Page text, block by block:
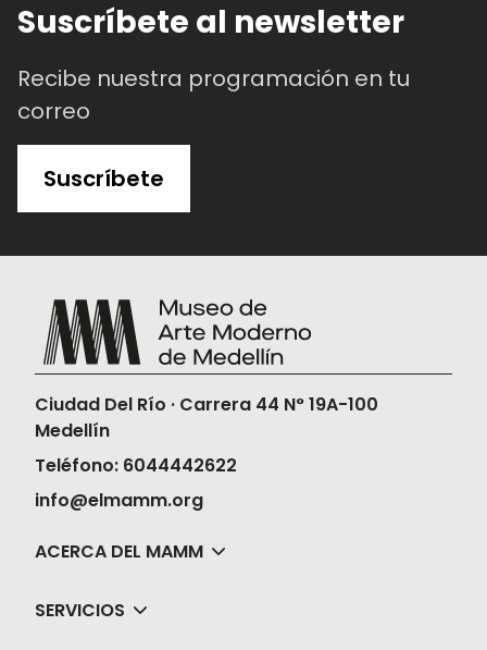
Suscríbete al newsletter
Recibe nuestra programación en tu
correo
Suscríbete
Ciudad Del Río · Carrera 44 N° 19A-100
Medellín
Teléfono: 6044442622
info@elmamm.org
ACERCA DEL MAMM
SERVICIOS